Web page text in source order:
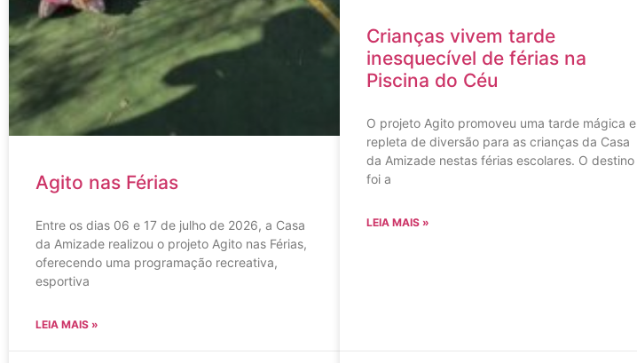
Agito nas Férias
Entre os dias 06 e 17 de julho de 2026, a Casa
da Amizade realizou o projeto Agito nas Férias,
oferecendo uma programação recreativa,
esportiva
LEIA MAIS »
Crianças vivem tarde
inesquecível de férias na
Piscina do Céu
O projeto Agito promoveu uma tarde mágica e
repleta de diversão para as crianças da Casa
da Amizade nestas férias escolares. O destino
foi a
LEIA MAIS »